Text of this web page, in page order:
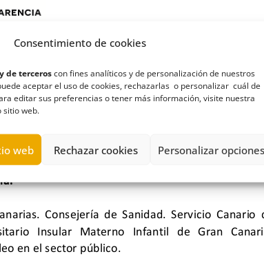
Consentimiento de cookies
de terceroscon fines analíticos y de personalización de nuestros
aceptar el uso de cookies, rechazarlas o personalizar cuál de
editar sus preferencias o tener más información, visite nuestra
sitio web.
web Rechazar cookies Personalizar opciones